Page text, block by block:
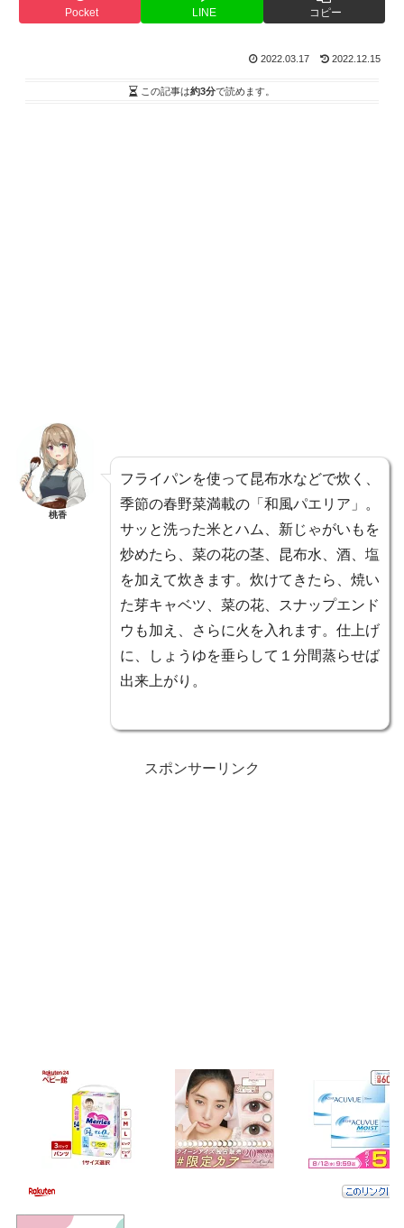
Pocket LINE コピー
2022.03.17 2022.12.15
この記事は約3分で読めます。
桃香
フライパンを使って昆布水などで炊く、
季節の春野菜満載の「和風パエリア」。
サッと洗った米とハム、新じゃがいもを
炒めたら、菜の花の茎、昆布水、酒、塩
を加えて炊きます。炊けてきたら、焼い
た芽キャベツ、菜の花、スナップエンド
ウも加え、さらに火を入れます。仕上げ
に、しょうゆを垂らして１分間蒸らせば
出来上がり。
スポンサーリンク